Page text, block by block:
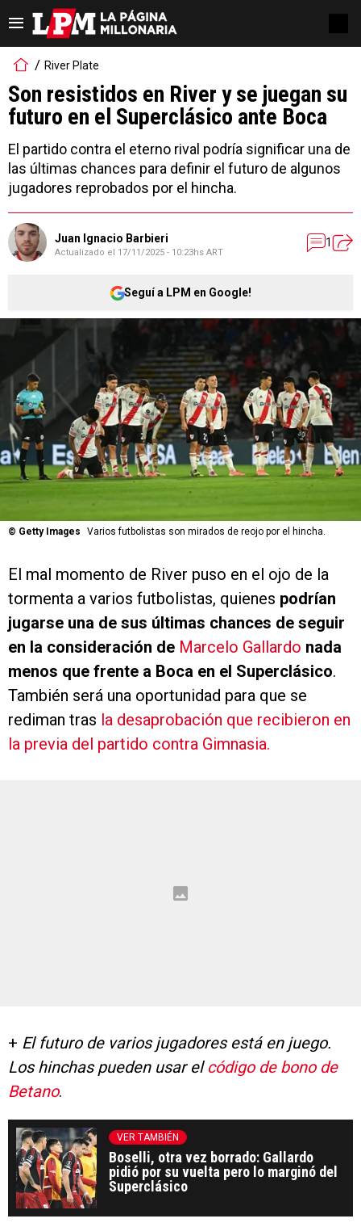
River Plate
Son resistidos en River y se juegan su
futuro en el Superclásico ante Boca
El partido contra el eterno rival podría significar una de
las últimas chances para definir el futuro de algunos
jugadores reprobados por el hincha.
Juan Ignacio Barbieri
Actualizado el 17/11/2025 - 10:23hs ART
1
Seguí a LPM en Google!
© Getty Images Varios futbolistas son mirados de reojo por el hincha.
El mal momento de River puso en el ojo de la
tormenta a varios futbolistas, quienes podrían
jugarse una de sus últimas chances de seguir
en la consideración de Marcelo Gallardo nada
menos que frente a Boca en el Superclásico.
También será una oportunidad para que se
rediman tras la desaprobación que recibieron en
la previa del partido contra Gimnasia.
+ El futuro de varios jugadores está en juego.
Los hinchas pueden usar el código de bono de
Betano.
VER TAMBIÉN
Boselli, otra vez borrado: Gallardo
pidió por su vuelta pero lo marginó del
Superclásico